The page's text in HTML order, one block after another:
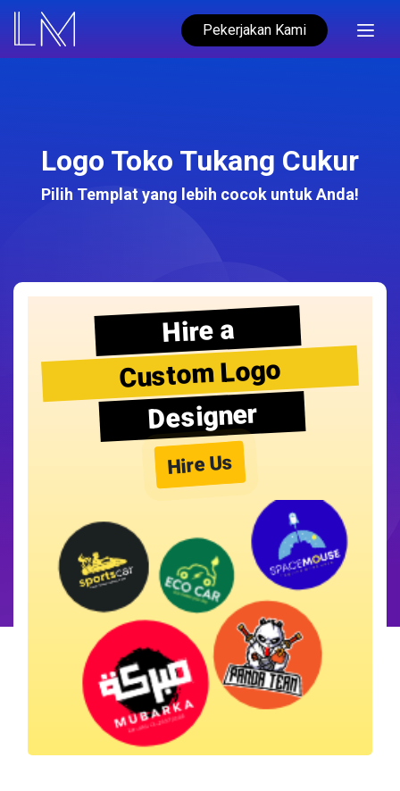
Pekerjakan Kami
Logo Toko Tukang Cukur
Pilih Templat yang lebih cocok untuk Anda!
Hire a
Custom Logo
Designer
Hire Us